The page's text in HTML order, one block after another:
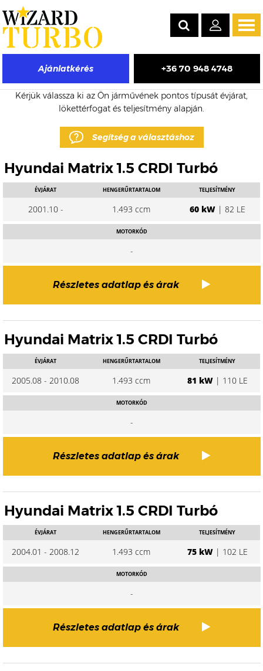
Ajánlatkérés +36 70 948 4748
Hyundai Matrix eladó turbó árak
Kérjük válassza ki az Ön járművének pontos típusát évjárat,
lökettérfogat és teljesítmény alapján.
Segítség a választáshoz
Hyundai Matrix 1.5 CRDI Turbó
ÉVJÁRAT
2001.10 -
HENGERŰRTARTALOM
1.493 ccm
TELJESÍTMÉNY
60 kW| 82 LE
MOTORKÓD
-
Részletes adatlap és árak
Hyundai Matrix 1.5 CRDI Turbó
ÉVJÁRAT
2005.08 - 2010.08
HENGERŰRTARTALOM
1.493 ccm
TELJESÍTMÉNY
81 kW| 110 LE
MOTORKÓD
-
Részletes adatlap és árak
Hyundai Matrix 1.5 CRDI Turbó
ÉVJÁRAT
2004.01 - 2008.12
HENGERŰRTARTALOM
1.493 ccm
TELJESÍTMÉNY
75 kW| 102 LE
MOTORKÓD
-
Részletes adatlap és árak